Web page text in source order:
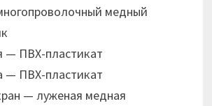
медный
— ПВХ-пластикат
— ПВХ-пластикат
— луженая медная